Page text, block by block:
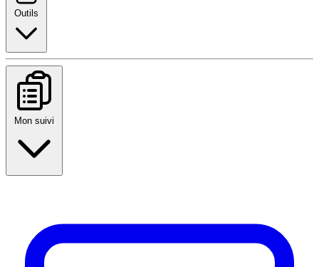
Outils
Mon suivi